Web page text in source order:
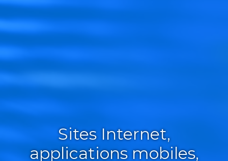
Sites Internet,
applications mobiles,